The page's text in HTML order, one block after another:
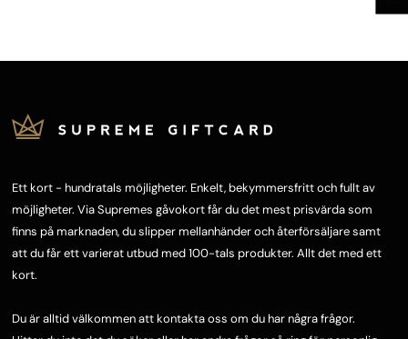
Ett kort - hundratals möjligheter. Enkelt, bekymmersfritt och fullt av
möjligheter. Via Supremes gåvokort får du det mest prisvärda som
finns på marknaden, du slipper mellanhänder och återförsäljare samt
att du får ett varierat utbud med 100-tals produkter. Allt det med ett
kort.
Du är alltid välkommen att kontakta oss om du har några frågor.